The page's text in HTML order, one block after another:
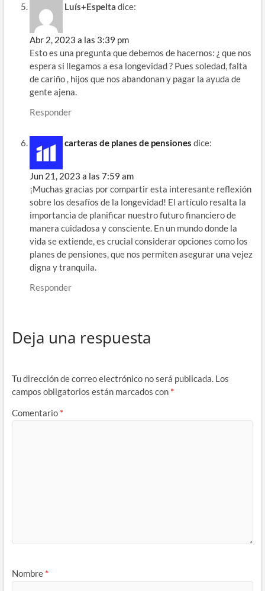
Luís+Espelta dice:
Abr 2, 2023 a las 3:39 pm
Esto es una pregunta que debemos de hacernos: ¿ que nos
espera si llegamos a esa longevidad ? Pues soledad, falta
de cariño , hijos que nos abandonan y pagar la ayuda de
gente ajena.
Responder
carteras de planes de pensiones dice:
Jun 21, 2023 a las 7:59 am
¡Muchas gracias por compartir esta interesante reflexión
sobre los desafíos de la longevidad! El artículo resalta la
importancia de planificar nuestro futuro financiero de
manera cuidadosa y consciente. En un mundo donde la
vida se extiende, es crucial considerar opciones como los
planes de pensiones, que nos permiten asegurar una vejez
digna y tranquila.
Responder
Deja una respuesta
Tu dirección de correo electrónico no será publicada. Los
campos obligatorios están marcados con *
Comentario *
Nombre *